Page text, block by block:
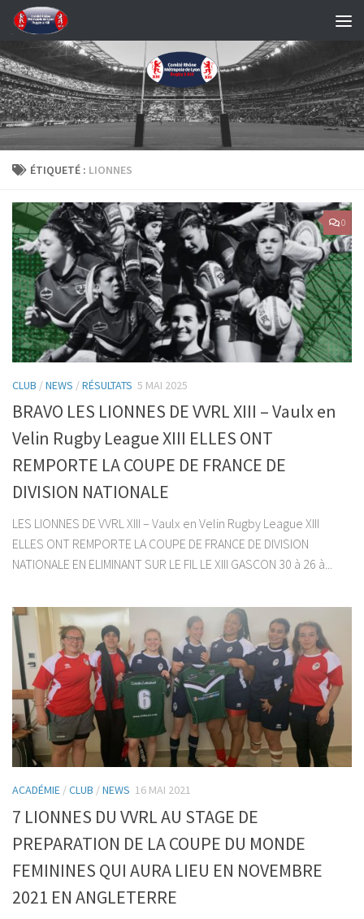
Skip to content
ÉTIQUETÉ : LIONNES
0
CLUB /NEWS /RÉSULTATS 5 MAI 2025
BRAVO LES LIONNES DE VVRL XIII – Vaulx en
Velin Rugby League XIII ELLES ONT
REMPORTE LA COUPE DE FRANCE DE
DIVISION NATIONALE
LES LIONNES DE VVRL XIII – Vaulx en Velin Rugby League XIII
ELLES ONT REMPORTE LA COUPE DE FRANCE DE DIVISION
NATIONALE EN ELIMINANT SUR LE FIL LE XIII GASCON 30 à 26 à...
ACADÉMIE /CLUB /NEWS 16 MAI 2021
7 LIONNES DU VVRL AU STAGE DE
PREPARATION DE LA COUPE DU MONDE
FEMININES QUI AURA LIEU EN NOVEMBRE
2021 EN ANGLETERRE